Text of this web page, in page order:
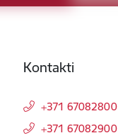
Kontakti
+371 67082800
+371 67082900